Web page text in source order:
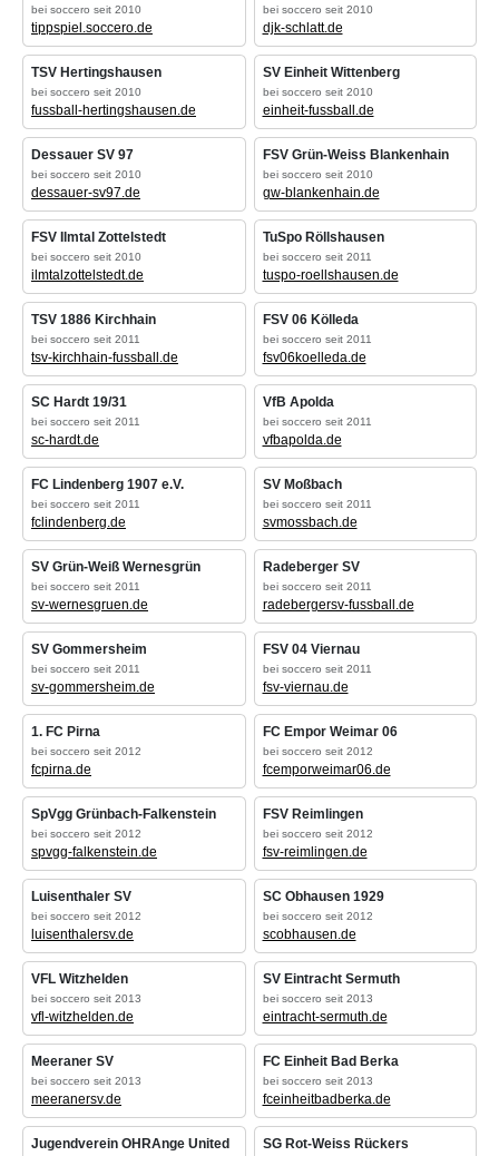
bei soccero seit 2010
tippspiel.soccero.de
bei soccero seit 2010
djk-schlatt.de
TSV Hertingshausen
bei soccero seit 2010
fussball-hertingshausen.de
SV Einheit Wittenberg
bei soccero seit 2010
einheit-fussball.de
Dessauer SV 97
bei soccero seit 2010
dessauer-sv97.de
FSV Grün-Weiss Blankenhain
bei soccero seit 2010
gw-blankenhain.de
FSV Ilmtal Zottelstedt
bei soccero seit 2010
ilmtalzottelstedt.de
TuSpo Röllshausen
bei soccero seit 2011
tuspo-roellshausen.de
TSV 1886 Kirchhain
bei soccero seit 2011
tsv-kirchhain-fussball.de
FSV 06 Kölleda
bei soccero seit 2011
fsv06koelleda.de
SC Hardt 19/31
bei soccero seit 2011
sc-hardt.de
VfB Apolda
bei soccero seit 2011
vfbapolda.de
FC Lindenberg 1907 e.V.
bei soccero seit 2011
fclindenberg.de
SV Moßbach
bei soccero seit 2011
svmossbach.de
SV Grün-Weiß Wernesgrün
bei soccero seit 2011
sv-wernesgruen.de
Radeberger SV
bei soccero seit 2011
radebergersv-fussball.de
SV Gommersheim
bei soccero seit 2011
sv-gommersheim.de
FSV 04 Viernau
bei soccero seit 2011
fsv-viernau.de
1. FC Pirna
bei soccero seit 2012
fcpirna.de
FC Empor Weimar 06
bei soccero seit 2012
fcemporweimar06.de
SpVgg Grünbach-Falkenstein
bei soccero seit 2012
spvgg-falkenstein.de
FSV Reimlingen
bei soccero seit 2012
fsv-reimlingen.de
Luisenthaler SV
bei soccero seit 2012
luisenthalersv.de
SC Obhausen 1929
bei soccero seit 2012
scobhausen.de
VFL Witzhelden
bei soccero seit 2013
vfl-witzhelden.de
SV Eintracht Sermuth
bei soccero seit 2013
eintracht-sermuth.de
Meeraner SV
bei soccero seit 2013
meeranersv.de
FC Einheit Bad Berka
bei soccero seit 2013
fceinheitbadberka.de
Jugendverein OHRAnge United SG Rot-Weiss Rückers